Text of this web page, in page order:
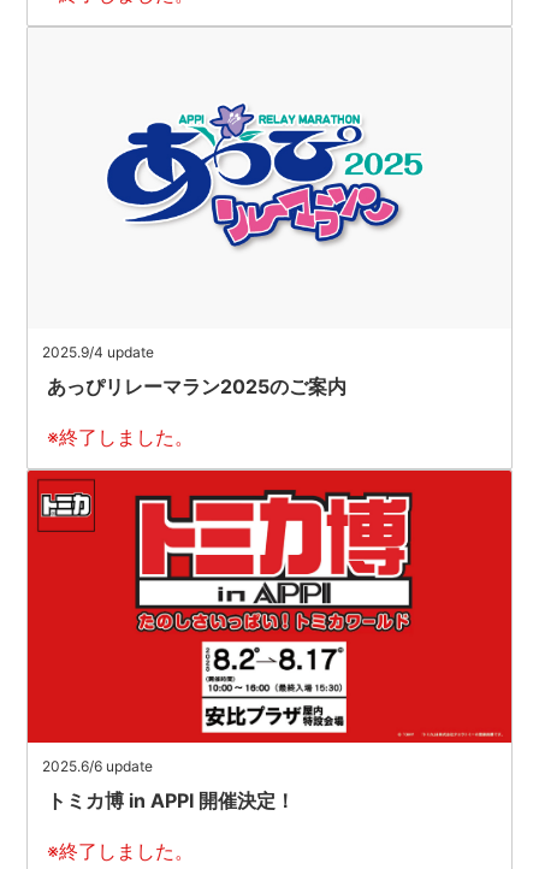
2025.9/4 update
あっぴリレーマラン2025のご案内
※終了しました。
2025.6/6 update
トミカ博 in APPI 開催決定！
※終了しました。